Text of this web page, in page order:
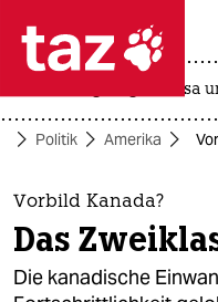
 taz
themen
politik
usa
Politik Amerika
Vorbild Kanada?
Das
Die kanadische